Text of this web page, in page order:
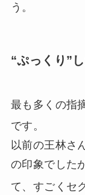
う。
“ぷっくり”
最も多くの指
です。
以前の王林さ
の印象でした
て、すごくセ